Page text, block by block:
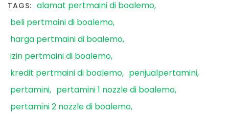
TAGS: alamat pertmaini di boalemo
beli pertmaini di boalemo
harga pertmaini di boalemo
izin pertmaini di boalemo
kredit pertmaini di boalemo
penjualpertamini
pertamini
pertamini 1 nozzle di boalemo
pertamini 2 nozzle di boalemo